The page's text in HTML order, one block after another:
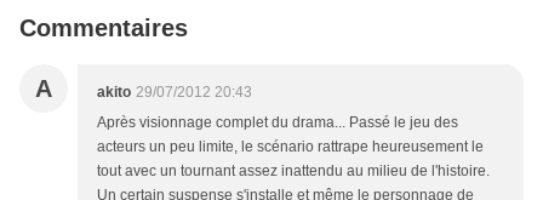
Commentaires
A akito 29/07/2012 20:43
Après visionnage complet du drama... Passé le jeu des
acteurs un peu limite, le scénario rattrape heureusement le
tout avec un tournant assez inattendu au milieu de l'histoire.
Un certain suspense s'installe et même le personnage de